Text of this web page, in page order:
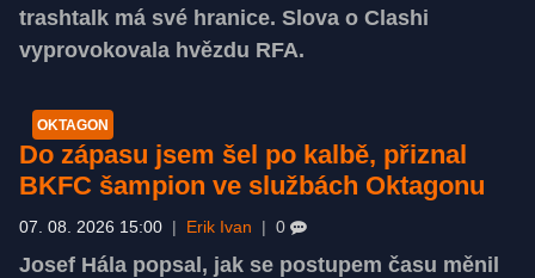
trashtalk má své hranice. Slova o Clashi
vyprovokovala hvězdu RFA.
OKTAGON
Do zápasu jsem šel po kalbě, přiznal
BKFC šampion ve službách Oktagonu
07. 08. 2026 15:00 Erik Ivan 0
Josef Hála popsal, jak se postupem času měnil